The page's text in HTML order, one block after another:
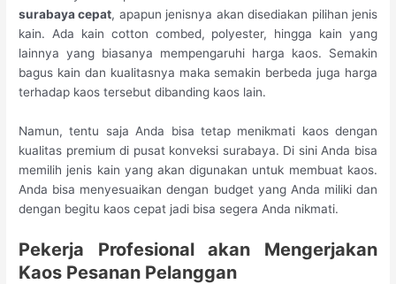
surabaya cepat, apapun jenisnya akan disediakan pilihan jenis
kain. Ada kain cotton combed, polyester, hingga kain yang
lainnya yang biasanya mempengaruhi harga kaos. Semakin
bagus kain dan kualitasnya maka semakin berbeda juga harga
terhadap kaos tersebut dibanding kaos lain.
Namun, tentu saja Anda bisa tetap menikmati kaos dengan
kualitas premium di pusat konveksi surabaya. Di sini Anda bisa
memilih jenis kain yang akan digunakan untuk membuat kaos.
Anda bisa menyesuaikan dengan budget yang Anda miliki dan
dengan begitu kaos cepat jadi bisa segera Anda nikmati.
Pekerja Profesionalakan Mengerjakan
Kaos Pesanan Pelanggan